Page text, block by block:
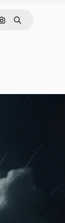
Cerca per immagine
Ricerca